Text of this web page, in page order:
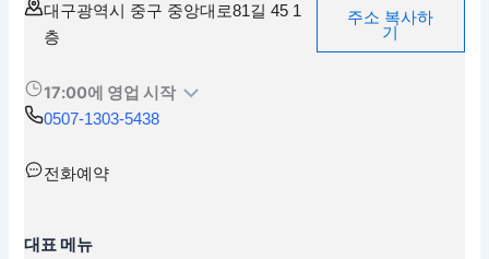
대구광역시 중구 중앙대로81길 45 1
층
주소 복사하
기
17:00에 영업 시작
0507-1303-5438
전화예약
대표 메뉴